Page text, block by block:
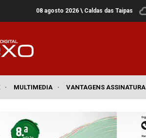
08 agosto 2026 \ Caldas das Taipas
· MULTIMEDIA · VANTAGENS ASSINATURA